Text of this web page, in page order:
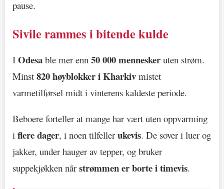
pause.
Sivile rammes i bitende kulde
I Odesa ble mer enn 50 000 mennesker uten strøm.
Minst 820 høyblokker i Kharkiv mistet
varmetilførsel midt i vinterens kaldeste periode.
Beboere forteller at mange har vært uten oppvarming
i flere dager, i noen tilfellerukevis. De sover i luer og
jakker, under hauger av tepper, og bruker
suppekjøkken nårstrømmen er borte i timevis.